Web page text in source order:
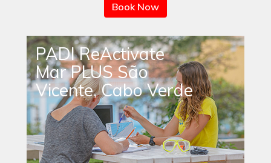
Book Now
PADI ReActivate
Mar PLUS São
Vicente, Cabo Verde